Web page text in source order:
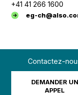
+41 41 266 1600
eg-
Contactez-
DEMANDER UN
APPEL